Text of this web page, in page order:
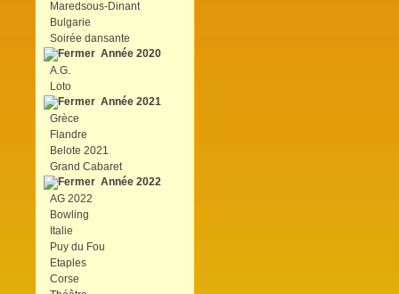
Maredsous-Dinant
Bulgarie
Soirée dansante
Année 2020
A.G.
Loto
Année 2021
Grèce
Flandre
Belote 2021
Grand Cabaret
Année 2022
AG 2022
Bowling
Italie
Puy du Fou
Etaples
Corse